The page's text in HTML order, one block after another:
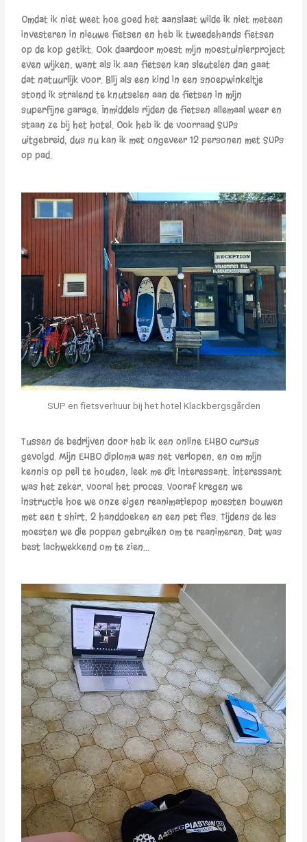
Omdat ik niet weet hoe goed het aanslaat wilde ik niet meteen
investeren in nieuwe fietsen en heb ik tweedehands fietsen
op de kop getikt. Ook daardoor moest mijn moestuinierproject
even wijken, want als ik aan fietsen kan sleutelen dan gaat
dat natuurlijk voor. Blij als een kind in een snoepwinkeltje
stond ik stralend te knutselen aan de fietsen in mijn
superfijne garage. Inmiddels rijden de fietsen allemaal weer en
staan ze bij het hotel. Ook heb ik de voorraad SUPs
uitgebreid, dus nu kan ik met ongeveer 12 personen met SUPs
op pad.
SUP en fietsverhuur bij het hotel Klackbergsgården
Tussen de bedrijven door heb ik een online EHBO cursus
gevolgd. Mijn EHBO diploma was net verlopen, en om mijn
kennis op peil te houden, leek me dit interessant. Interessant
was het zeker, vooral het proces. Vooraf kregen we
instructie hoe we onze eigen reanimatiepop moesten bouwen
met een t shirt, 2 handdoeken en een pet fles. Tijdens de les
moesten we die poppen gebruiken om te reanimeren. Dat was
best lachwekkend om te zien…